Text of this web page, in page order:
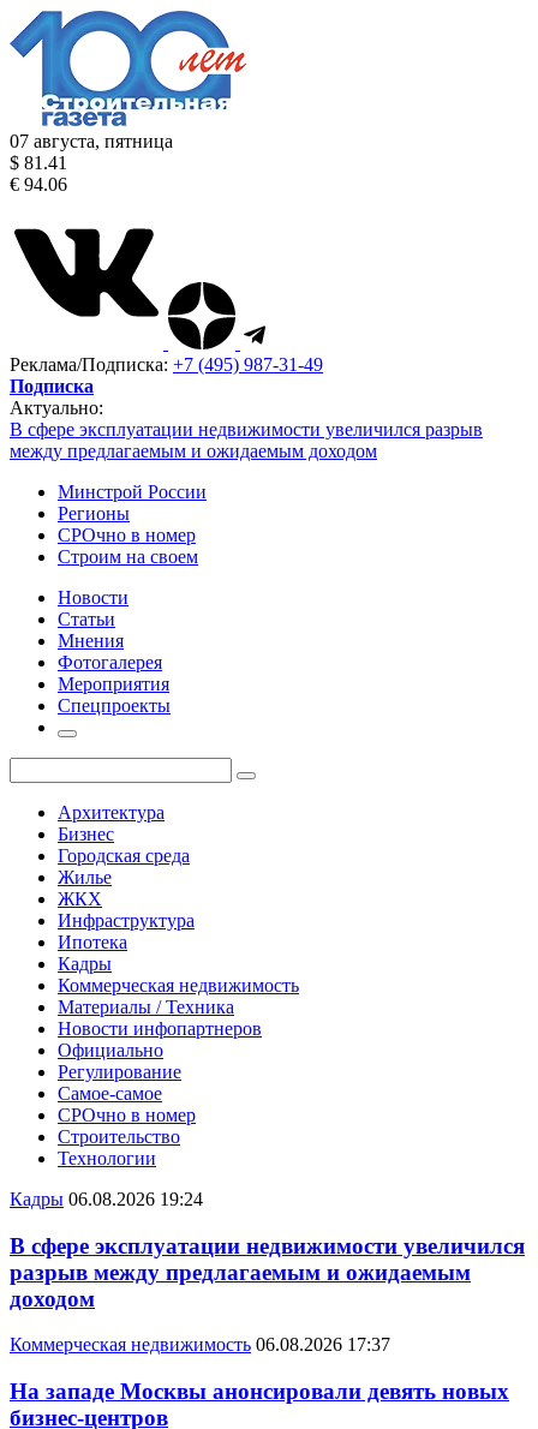
07 августа, пятница
$ 81.41
€ 94.06
Реклама/Подписка: +7 (495) 987-31-49
Подписка
Актуально:
В сфере эксплуатации недвижимости увеличился разрыв
между предлагаемым и ожидаемым доходом
Минстрой России
Регионы
СРОчно в номер
Строим на своем
Новости
Статьи
Мнения
Фотогалерея
Мероприятия
Спецпроекты
Архитектура
Бизнес
Городская среда
Жилье
ЖКХ
Инфраструктура
Ипотека
Кадры
Коммерческая недвижимость
Материалы / Техника
Новости инфопартнеров
Официально
Регулирование
Самое-самое
СРОчно в номер
Строительство
Технологии
Кадры 06.08.2026 19:24
В сфере эксплуатации недвижимости увеличился
разрыв между предлагаемым и ожидаемым
доходом
Коммерческая недвижимость 06.08.2026 17:37
На западе Москвы анонсировали девять новых
бизнес-центров